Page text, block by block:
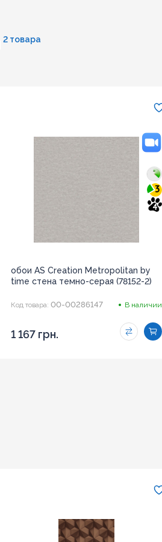
2 товара
3
4
обои AS Creation Metropolitan by
time стена темно-серая (78152-2)
Код товара: 00-00286147 В наличии
1 167 грн.